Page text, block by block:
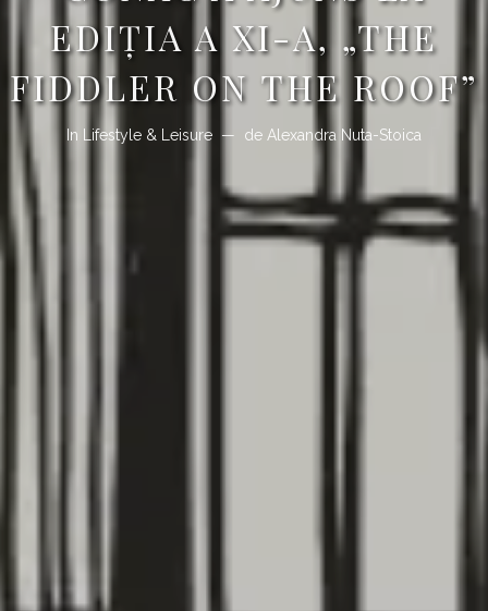
EDIȚIA A XI-A, „THE
FIDDLER ON THE ROOF”
In Lifestyle & Leisure de Alexandra Nuta-Stoica